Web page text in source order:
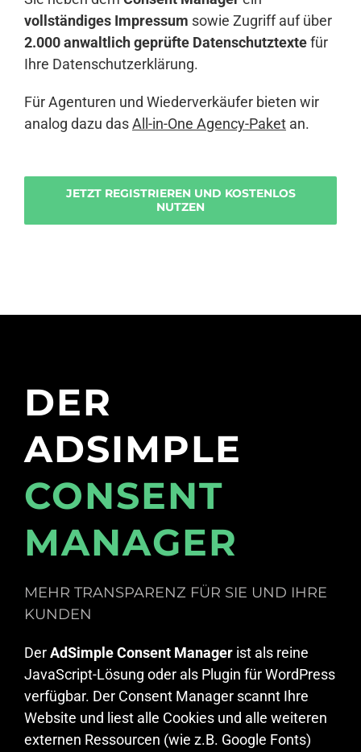
vollständiges Impressum sowie Zugriff auf über
2.000 anwaltlich geprüfte Datenschutztextefür
Ihre Datenschutzerklärung.
Für Agenturen und Wiederverkäufer bieten wir
analog dazu dasAll-in-One Agency-Paket an.
JETZT REGISTRIEREN UND KOSTENLOS
NUTZEN
DER
ADSIMPLE
CONSENT
MANAGER
MEHR TRANSPARENZ FÜR SIE UND IHRE
KUNDEN
DerAdSimple Consent Manager ist als reine
JavaScript-Lösung oder als Plugin für WordPress
verfügbar. Der Consent Manager scannt Ihre
Website und liest alle Cookies und alle weiteren
externen Ressourcen (wie z.B. Google Fonts)